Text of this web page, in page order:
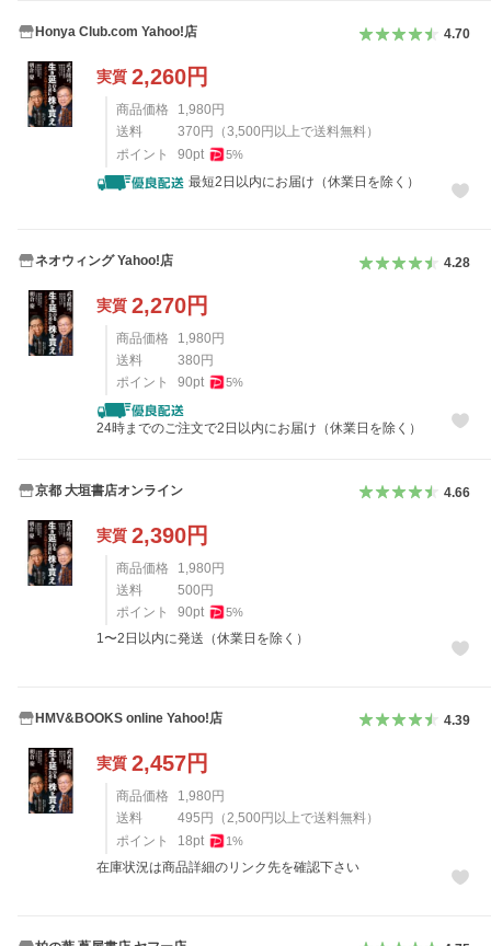
Honya Club.com Yahoo!店 4.70
実質 2,260円
商品価格 1,980 円
送料
370 円 （3,500 円以上で送料無料）
ポイント
90pt 5%
最短2日以内にお届け（休業日を除く）
ネオウィング Yahoo!店 4.28
実質 2,270円
商品価格 1,980 円
送料
380 円
ポイント
90pt 5%
24時までのご注文で2日以内にお届け（休業日を除く）
京都 大垣書店オンライン 4.66
実質 2,390円
商品価格 1,980円
送料
500円
ポイント
90pt 5%
1〜2日以内に発送（休業日を除く）
HMV&BOOKS online Yahoo!店 4.39
実質 2,457円
商品価格 1,980円
送料
495円 （ 2,500円以上で送料無料）
ポイント
18pt 1%
在庫状況は商品詳細のリンク先を確認下さい